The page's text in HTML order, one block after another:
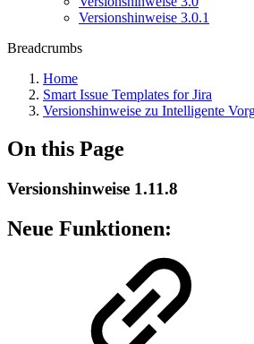
Versionshinweise 3.0.1
Breadcrumbs
Home
Smart Issue Templates for Jira
Versionshinweise zu Intelligente
On this Page
Versionshinweise 1.11.8
Neue Funktionen: